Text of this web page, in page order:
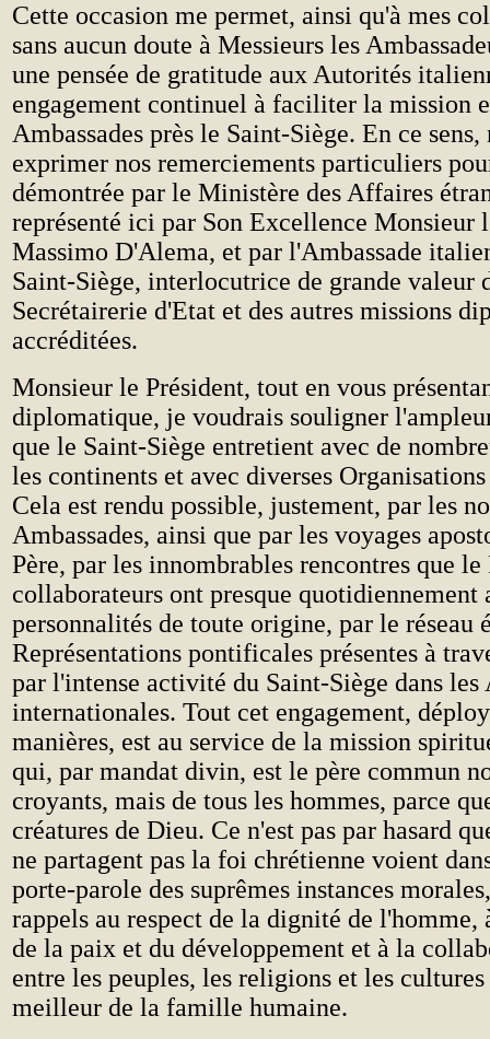
Cette occasion me permet, ainsi qu'à mes
sans aucun doute à Messieurs les
une pensée de gratitude aux Autorités
engagement continuel à faciliter la mission
Ambassades près le Saint-Siège. En ce
exprimer nos remerciements particuliers
démontrée par le Ministère des Affaires
représenté ici par Son Excellence Monsieur
Massimo D'Alema, et par l'Ambassade
Saint-Siège, interlocutrice de grande valeur
Secrétairerie d'Etat et des autres missions
accréditées.
Monsieur le Président, tout en vous
diplomatique, je voudrais souligner
que le Saint-Siège entretient avec de
les continents et avec diverses
Cela est rendu possible, justement, par les
Ambassades, ainsi que par les voyages
Père, par les innombrables rencontres que le
collaborateurs ont presque quotidiennement
personnalités de toute origine, par le réseau
Représentations pontificales présentes à
par l'intense activité du Saint-Siège dans les
internationales. Tout cet engagement,
manières, est au service de la mission
qui, par mandat divin, est le père commun
croyants, mais de tous les hommes, parce
créatures de Dieu. Ce n'est pas par hasard
ne partagent pas la foi chrétienne voient
porte-parole des suprêmes instances
rappels au respect de la dignité de l'homme,
de la paix et du développement et à la
entre les peuples, les religions et les
meilleur de la famille humaine.